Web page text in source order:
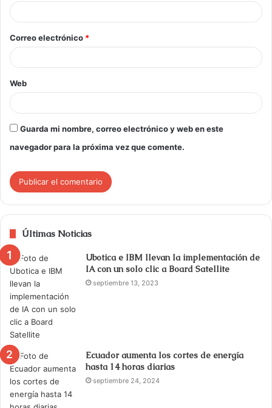
Correo electrónico *
Web
Guarda mi nombre, correo electrónico y web en este
navegador para la próxima vez que comente.
Últimas Noticias
Ubotica e IBM llevan la implementación de
IA con un solo clic a Board Satellite
septiembre 13, 2023
Ecuador aumenta los cortes de energía
hasta 14 horas diarias
septiembre 24, 2024